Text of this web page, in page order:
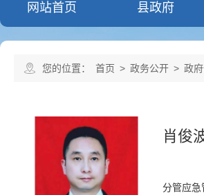
网站首页 县政府
您的位置： 首页 > 政务公开 > 政
肖俊
分管应急